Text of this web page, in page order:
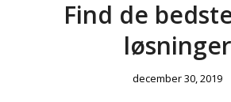
Find de
løsninger
december 30, 2019